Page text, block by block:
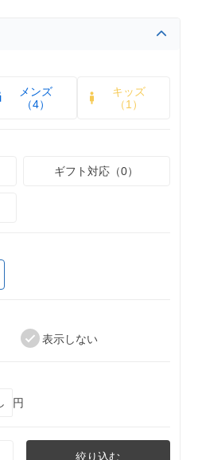
メンズ
（4）
キッズ
（1）
ギフト対応（0）
表示しない
円
絞り込む